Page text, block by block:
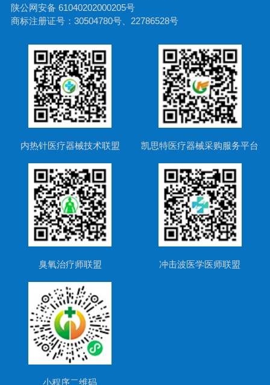
陕公网安备 61040202000205号
商标注册证号：30504780号、22786528号
内热针医疗器械技术联盟 凯思特医疗器械采购服务平台
臭氧治疗师联盟 冲击波医学医师联盟
小程序二维码